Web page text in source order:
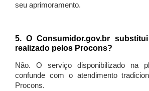
seu aprimoramento.
5. O Consumidor.gov.br
realizado pelos Procons?
Não. O serviço disponibilizado na
confunde com o atendimento
Procons.